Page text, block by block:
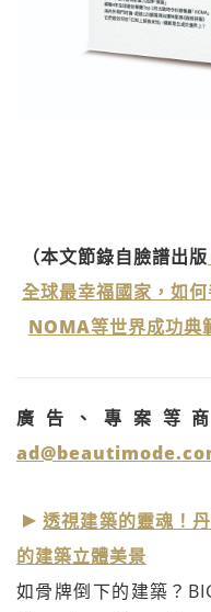
（本文節錄自臉譜出版
全球最幸福國家，如
NOMA等世界成功典
廣告、專案等
透視建築的靈魂！
的建築立體美景
如骨牌倒下的建築？